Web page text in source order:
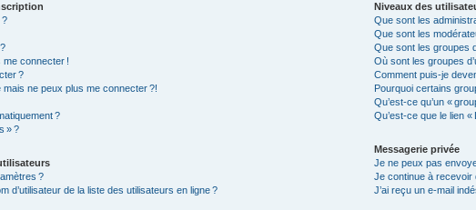
?
connecter !
?
ne peux plus me connecter ?!
?
» ?
?
d’utilisateur de la liste des utilisateurs en ligne ?
Niveaux des
Que sont les
Que sont les
Que sont les groupes
Où sont les groupes
Comment puis-je
Pourquoi certains
Qu’est-ce qu’un «
Qu’est-ce que le lien «
Messagerie privée
Je ne peux pas
Je continue à recevoir
J’ai reçu un e-mail